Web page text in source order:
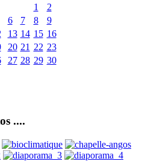
1
2
6 7 8
9
13 14 15 16
20 21 22 23
27 28 29 30
....